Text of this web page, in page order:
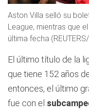
Aston Villa selló su
League, mientras que
última fecha
El último título de la
que tiene 152 años
entonces, el último
fue con el